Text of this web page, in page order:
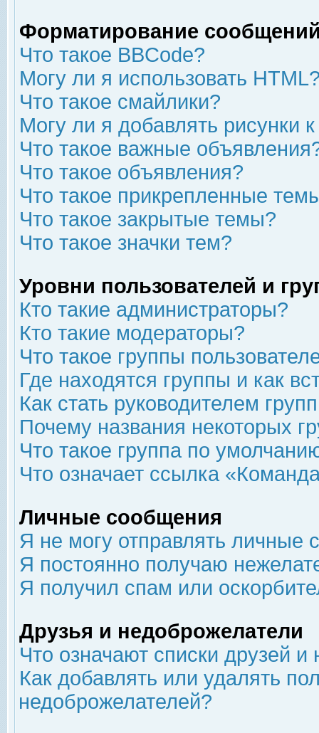
Форматирование
Что такое BBCode?
Могу ли я использовать
Что такое смайлики?
Могу ли я добавлять рисунки
Что такое важные
Что такое объявления?
Что такое прикрепленные
Что такое закрытые темы?
Что такое значки тем?
Уровни пользователей и
Кто такие администраторы?
Кто такие модераторы?
Что такое группы
Где находятся группы и как
Как стать руководителем
Почему названия некоторых
Что такое группа по
Что означает ссылка
Личные сообщения
Я не могу отправлять личные
Я постоянно получаю
Я получил спам или
Друзья и недоброжелатели
Что означают списки друзей
Как добавлять или удалять
недоброжелателей?